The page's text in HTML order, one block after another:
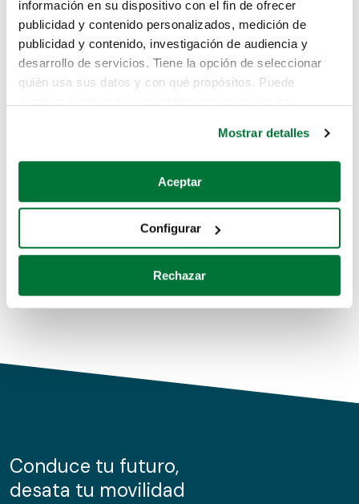
información en su dispositivo con el fin de ofrecer
publicidad y contenido personalizados, medición de
publicidad y contenido, investigación de audiencia y
desarrollo de servicios. Tiene la opción de seleccionar
quién usa sus datos y con qué propósitos. Puede
Si lo permite, también quisiéramos:
Recopilar información sobre su ubicación geográfica
Identificar su dispositivo analizándolo activamente
para buscar características específicas (huellas
Obtenga más información sobre cómo se procesan sus
de cookies.
información sobre el uso que haga del sitio web con
nuestros partners de redes sociales, publicidad y análisis
Mostrar detalles
Aceptar
Configurar
Rechazar
te hemos traido hasta aquí.
Pero puedes encontrar el coche que estás
buscando en alguno de estos enlaces:
Coches de segunda mano
Coches de km0
Conduce tu futuro,
desata tu movilidad